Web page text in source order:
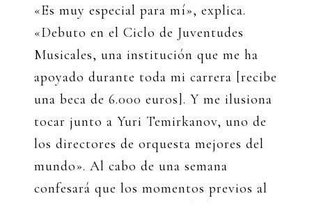
«Es muy especial para mí», explica.
«Debuto en el Ciclo de Juventudes
Musicales, una institución que me ha
apoyado durante toda mi carrera [recibe
una beca de 6.000 euros]. Y me ilusiona
tocar junto a Yuri Temirkanov, uno de
los directores de orquesta mejores del
mundo». Al cabo de una semana
confesará que los momentos previos al